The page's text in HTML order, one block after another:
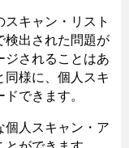
キャン・リスト
検出された問題が
されることはあ
同様に、個人スキ
できます。
個人スキャン・ア